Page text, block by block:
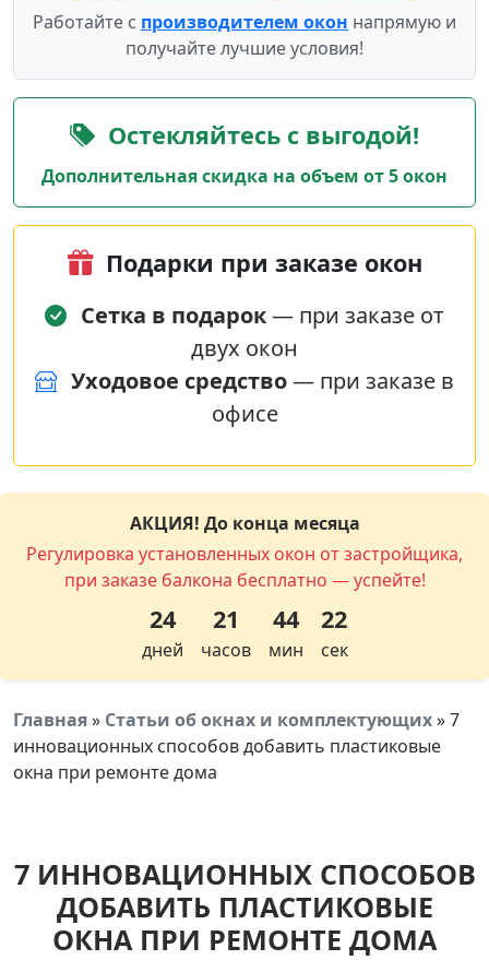
Работайте с производителем окон напрямую и
получайте лучшие условия!
Остекляйтесь с выгодой!
Дополнительная скидка на объем от 5 окон
Подарки при заказе окон
Сетка в подарок— при заказе от
двух окон
Уходовое средство— при заказе в
офисе
АКЦИЯ! До конца месяца
Регулировка установленных окон от застройщика,
при заказе балкона бесплатно — успейте!
24
дней
21
часов
44
мин
21
сек
Главная» Статьи об окнах и комплектующих»7
инновационных способов добавить пластиковые
окна при ремонте дома
7 ИННОВАЦИОННЫХ СПОСОБОВ
ДОБАВИТЬ ПЛАСТИКОВЫЕ
ОКНА ПРИ РЕМОНТЕ ДОМА